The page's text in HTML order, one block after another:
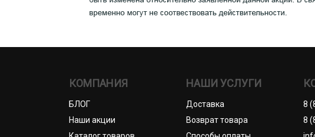
КОМПАНИЯ
БЛОГ
Наши акции
НАШИ УСЛУГИ
Доставка
Возврат товара
8
8